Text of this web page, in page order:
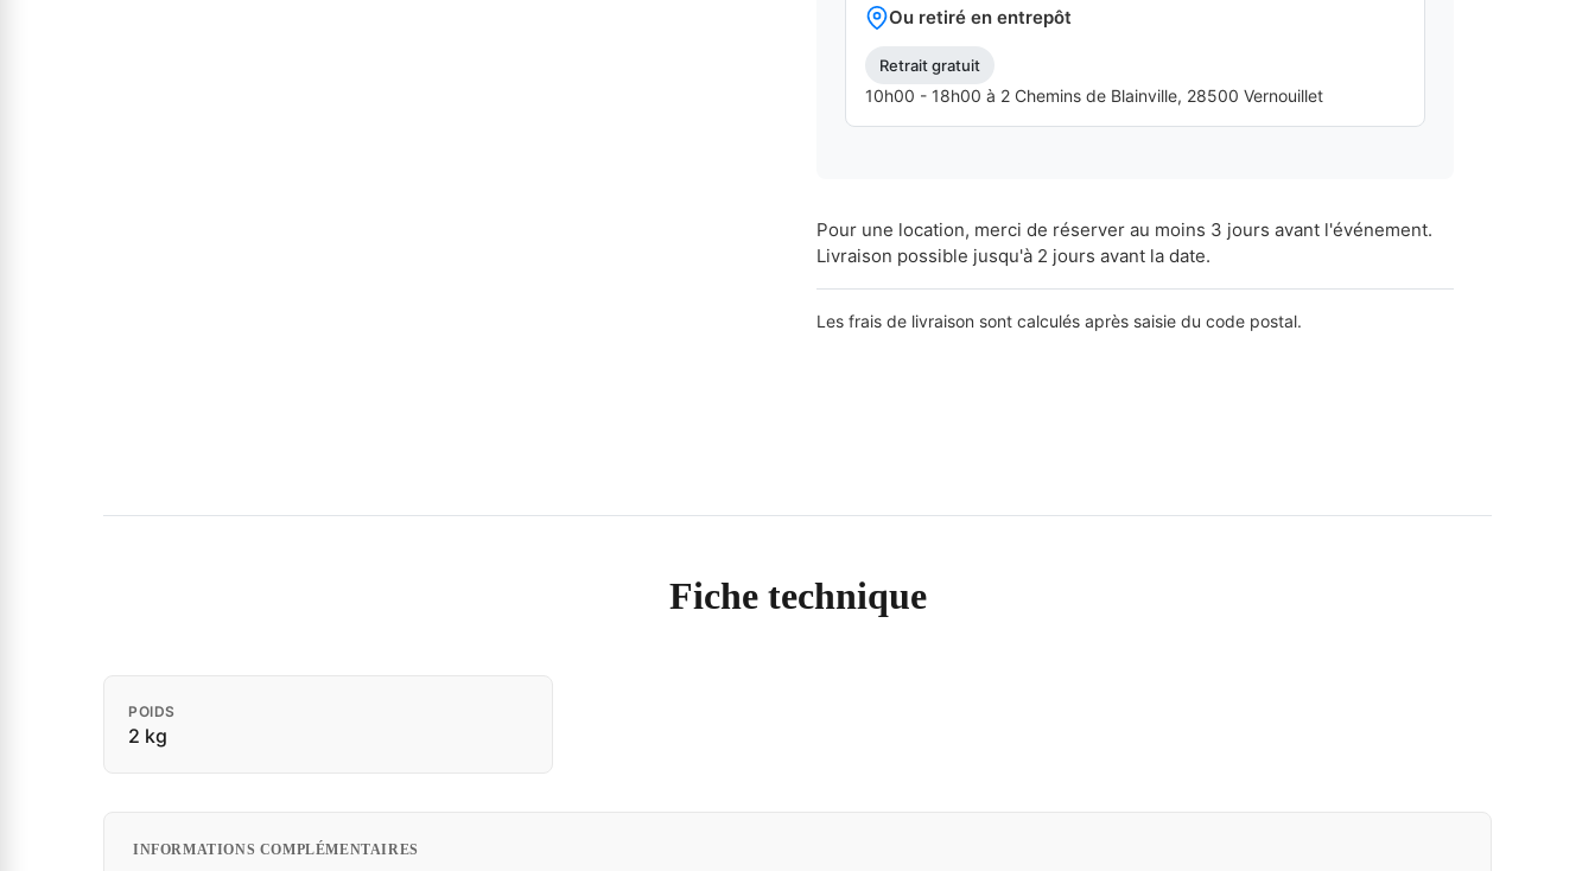
Ou retiré en entrepôt
Retrait gratuit
10h00 - 18h00 à 2 Chemins de Blainville, 28500 Vernouillet
Pour une location, merci de réserver au moins 3 jours avant l'événement.
Livraison possible jusqu'à 2 jours avant la date.
Les frais de livraison sont calculés après saisie du code postal.
Fiche technique
POIDS
2 kg
INFORMATIONS COMPLÉMENTAIRES